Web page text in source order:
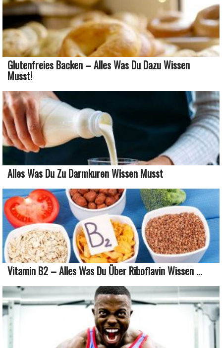
Glutenfreies Backen – Alles Was Du Dazu Wissen
Musst!
Alles Was Du Zu Darmkuren Wissen Musst
Vitamin B2 – Alles Was Du Über Riboflavin Wissen ...